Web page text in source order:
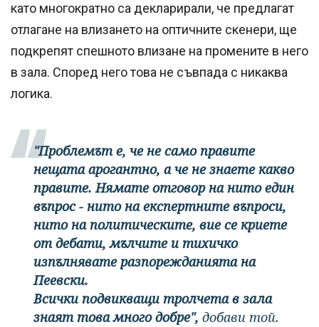
като многократно са декларирали, че предлагат
отлагане на влизането на оптичните скенери, ще
подкрепят спешното влизане на промените в него
в зала. Според него това не съвпада с никаква
логика.
"Проблемът е, че не само правите
нещата арогантно, а че не знаете какво
правите. Нямате отговор на нито един
въпрос - нито на експертните въпроси,
нито на политическите, вие се криете
от дебати, мълчите и тихичко
изпълнявате разпорежданията на
Пеевски.
Всички подвикващи тролчета в зала
знаят това много добре", добави той.